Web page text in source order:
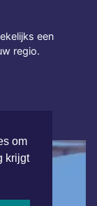
om
krijgt
een
regio.